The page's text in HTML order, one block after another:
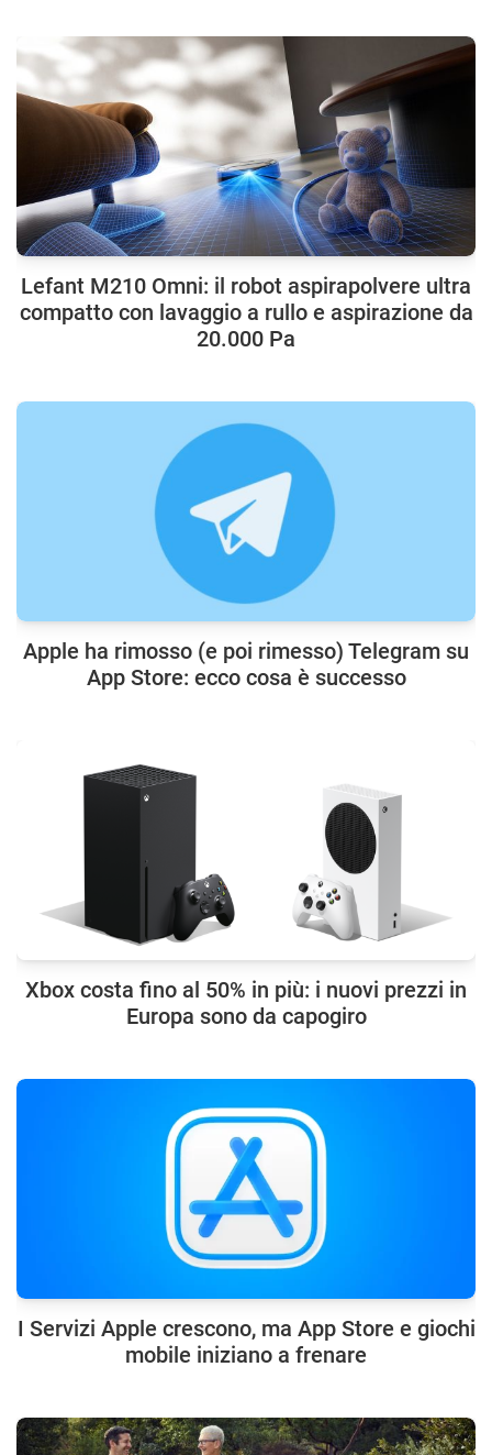
Lefant M210 Omni: il robot aspirapolvere ultra
compatto con lavaggio a rullo e aspirazione da
20.000 Pa
Apple ha rimosso (e poi rimesso) Telegram su
App Store: ecco cosa è successo
Xbox costa fino al 50% in più: i nuovi prezzi in
Europa sono da capogiro
I Servizi Apple crescono, ma App Store e giochi
mobile iniziano a frenare